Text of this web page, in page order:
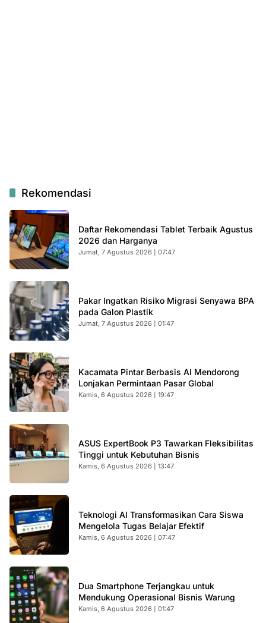
Rekomendasi
Daftar Rekomendasi Tablet Terbaik Agustus
2026 dan Harganya
Jumat, 7 Agustus 2026 | 07:47
Pakar Ingatkan Risiko Migrasi Senyawa BPA
pada Galon Plastik
Jumat, 7 Agustus 2026 | 01:47
Kacamata Pintar Berbasis AI Mendorong
Lonjakan Permintaan Pasar Global
Kamis, 6 Agustus 2026 | 19:47
ASUS ExpertBook P3 Tawarkan Fleksibilitas
Tinggi untuk Kebutuhan Bisnis
Kamis, 6 Agustus 2026 | 13:47
Teknologi AI Transformasikan Cara Siswa
Mengelola Tugas Belajar Efektif
Kamis, 6 Agustus 2026 | 07:47
Dua Smartphone Terjangkau untuk
Mendukung Operasional Bisnis Warung
Kamis, 6 Agustus 2026 | 01:47